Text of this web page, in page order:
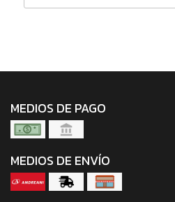
MEDIOS DE PAGO
MEDIOS DE ENVÍO